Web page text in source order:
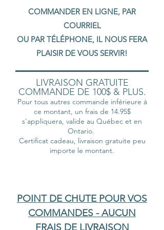
COMMANDER EN LIGNE, PAR
COURRIEL
OU PAR TÉLÉPHONE, IL NOUS FERA
PLAISIR DE VOUS SERVIR!
LIVRAISON GRATUITE
COMMANDE DE 100$ & PLUS.
Pour tous autres commande inférieure à
ce montant, un frais de 14.95$
s'appliquera, valide au Québec et en
Ontario.
Certificat cadeau, livraison gratuite peu
importe le montant.
POINT DE CHUTE POUR VOS
COMMANDES - AUCUN
FRAIS DE LIVRAISON